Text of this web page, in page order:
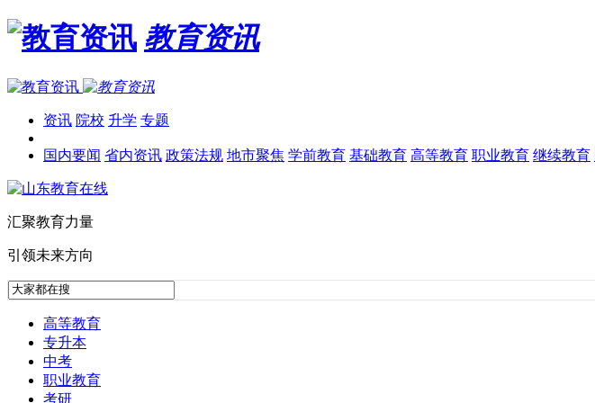
教育资讯
资讯 院校 升学 专题
国内要闻 省内资讯 政策法规 地市聚焦 学前教育 基础教育 高等教育 职业教育 继续教育
汇聚教育力量
引领未来方向
高等教育
专升本
中考
职业教育
考研